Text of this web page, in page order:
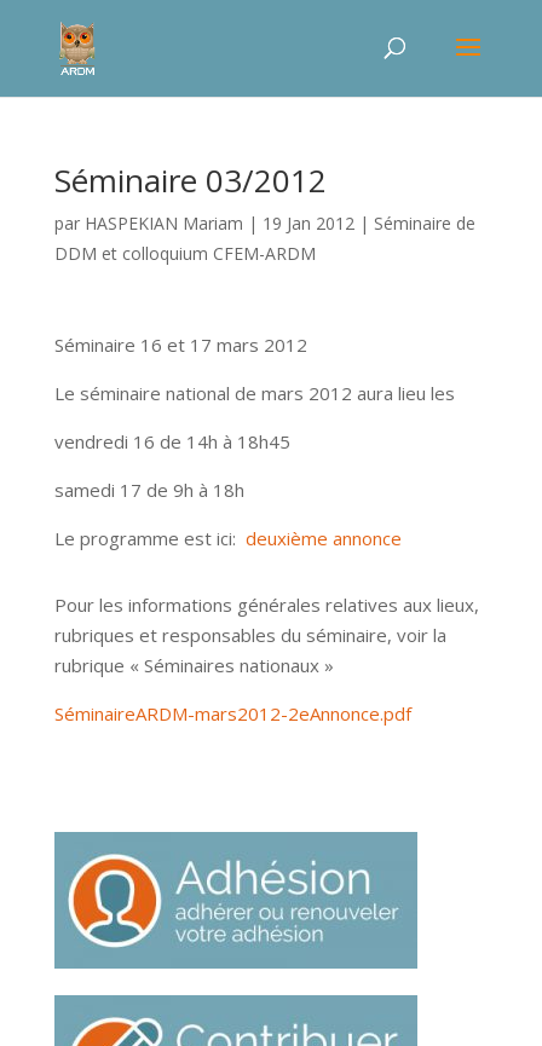
Séminaire 03/2012
par HASPEKIAN Mariam | 19 Jan 2012| Séminaire de
DDM et colloquium CFEM-ARDM
Séminaire 16 et 17 mars 2012
Le séminaire national de mars 2012 aura lieu les
vendredi 16 de 14h à 18h45
samedi 17 de 9h à 18h
Le programme est ici: deuxième annonce
Pour les informations générales relatives aux lieux,
rubriques et responsables du séminaire, voir la
rubrique « Séminaires nationaux »
SéminaireARDM-mars2012-2eAnnonce.pdf